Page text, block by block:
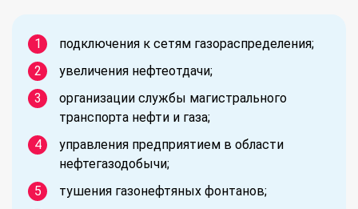
подключения к сетям газораспределения;
увеличения нефтеотдачи;
организации службы магистрального
транспорта нефти и газа;
управления предприятием в области
нефтегазодобычи;
тушения газонефтяных фонтанов;